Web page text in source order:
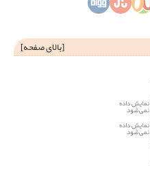
[بالای صفحه]
نمایش داده
نمی‌شود
نمایش داده
نمی‌شود